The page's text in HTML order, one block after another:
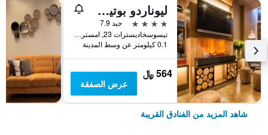
ليوناردو بوتيك هوتل أمستردام فوندل بارك
4 نجوم
جيد 7.9
تيسوسخاديسترات 23, امستردام, مقاطعة شمال هولندا, هولندا
0.1 كيلومتر عن وسط المدينة
564 ﷼
عرض الصفقة
شاهد المزيد من الفنادق القريبة